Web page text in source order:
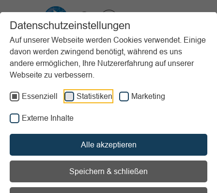
Datenschutzeinstellungen
Auf unserer Webseite werden Cookies verwendet. Einige
davon werden zwingend benötigt, während es uns
andere ermöglichen, Ihre Nutzererfahrung auf unserer
Webseite zu verbessern.
Essenziell Statistiken Marketing
Externe Inhalte
Alle akzeptieren
Speichern & schließen
Startseite Vereinsmanagement
Steuern & Finanzen
Beitragsgestaltung
Beitragsformen
Vorlesen
Informationen zum Readspeaker öffnen
Beitragsformen
Die klassischen Beitragsformen in Sportvereinen sind der
Mitgliedsbeitrag für aktive Mitgliederund einermäßigter
Beitrag für passive Mitglieder. Der Beitrag für aktive
Mitglieder stellt dabei in der Regel den Standardfall dar.